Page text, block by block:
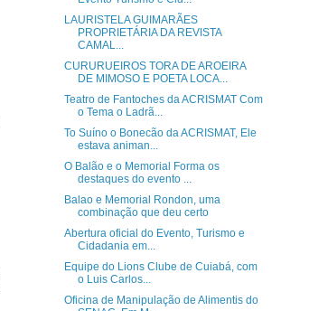
LAURISTELA GUIMARÃES
PROPRIETÁRIA DA REVISTA
CAMAL...
CURURUEIROS TORA DE AROEIRA
DE MIMOSO E POETA LOCA...
Teatro de Fantoches da ACRISMAT Com
o Tema o Ladrã...
To Suíno o Bonecão da ACRISMAT, Ele
estava animan...
O Balão e o Memorial Forma os
destaques do evento ...
Balao e Memorial Rondon, uma
combinação que deu certo
Abertura oficial do Evento, Turismo e
Cidadania em...
Equipe do Lions Clube de Cuiabá, com
o Luis Carlos...
Oficina de Manipulação de Alimentis do